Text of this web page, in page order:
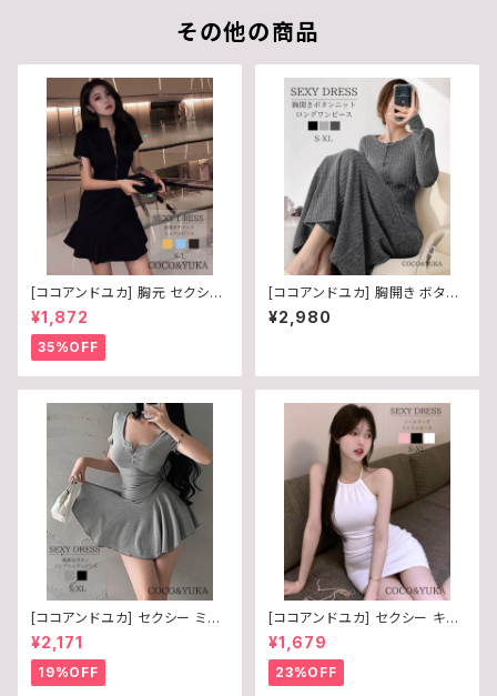
その他の商品
[ココアンドユカ] 胸元 セクシー
ミニワンピース フレアスカート
半袖 前開き チャック フロントジ
ップ 胸 あき フリル ミニワンピ
レディース B0F1MCJKQJ
¥1,872
35%OFF
[ココアンドユカ] 胸開き ボタン
セクシー ニット ロング ワンピー
ス タイト 長袖 Aライン レディー
¥2,980
[ココアンドユカ] セクシー ミニ
ワンピース フレア 胸元 ボタン
半袖 谷間 レディース リブ ニッ
ト 前開き シンプル かわいい ミ
ニワンピ 夏 B0FDFKWDVQ
¥2,171
19%OFF
[ココアンドユカ] セクシー キャ
ミワンピース タイト ボディコン
ミニ ワンピース ギャザー 夏 背
中 あき ホルターネック ワンピ
ミニ丈 レディース B0F8B9D31
¥1,679
23%OFF